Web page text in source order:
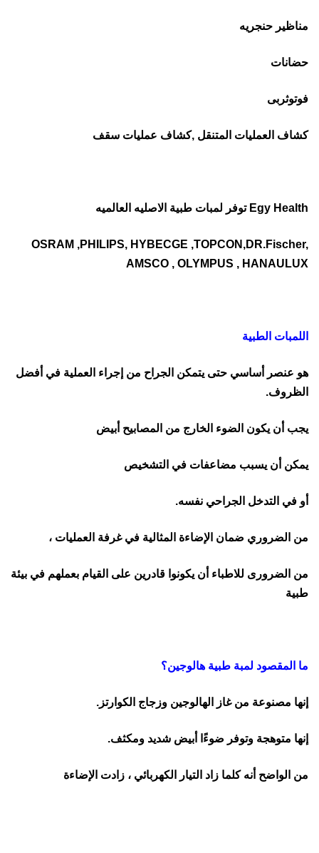
مناظير حنجريه
حضانات
فوتوثربى
كشاف العمليات المتنقل ,كشاف عمليات سقف
Egy Health توفر لمبات طبية الاصليه العالميه
OSRAM ,PHILIPS, HYBECGE ,TOPCON,DR.Fischer,
AMSCO , OLYMPUS , HANAULUX
اللمبات الطبية
هو عنصر أساسي حتى يتمكن الجراح من إجراء العملية في أفضل
الظروف.
يجب أن يكون الضوء الخارج من المصابيح أبيض
يمكن أن يسبب مضاعفات في التشخيص
أو في التدخل الجراحي نفسه.
من الضروري ضمان الإضاءة المثالية في غرفة العمليات ،
من الضرورى للاطباء أن يكونوا قادرين على القيام بعملهم في بيئة
طبية
ما المقصود لمبة طبية هالوجين؟
إنها مصنوعة من غاز الهالوجين وزجاج الكوارتز.
إنها متوهجة وتوفر ضوءًا أبيض شديد ومكثف.
من الواضح أنه كلما زاد التيار الكهربائي ، زادت الإضاءة